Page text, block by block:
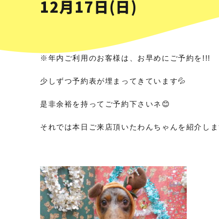
12月17日(日)
※年内ご利用のお客様は、お早めにご予約を!!!
少しずつ予約表が埋まってきています💦
是非余裕を持ってご予約下さいネ😊
それでは本日ご来店頂いたわんちゃんを紹介し